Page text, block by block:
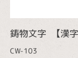
鋳物文字 【漢字
CW-103